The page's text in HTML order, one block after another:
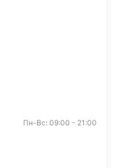
Пн-Вс: 09:00 - 21:00